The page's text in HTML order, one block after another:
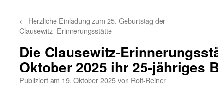
← Herzliche Einladung zum 25. Geburtstag der
Clausewitz- Erinnerungsstätte
Die Clausewitz-
Oktober 2025 ihr 25-jähriges
Publiziert am 19. Oktober 2025von Rolf-Reiner